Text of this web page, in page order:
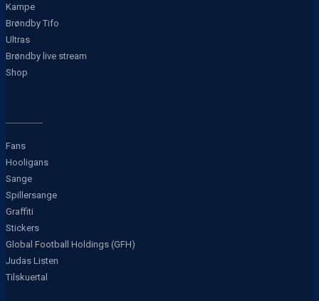
Kampe
Brøndby Tifo
Ultras
Brøndby live stream
Shop
Fans
Hooligans
Sange
Spillersange
Graffiti
Stickers
Global Football Holdings (GFH)
Judas Listen
Tilskuertal